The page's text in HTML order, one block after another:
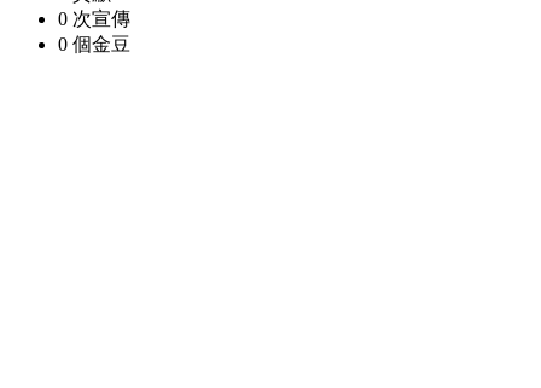
0 次宣傳
0 個金豆